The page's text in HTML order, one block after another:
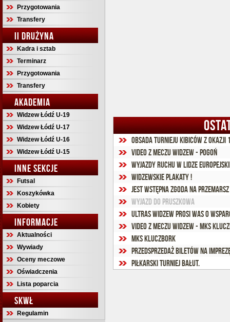
Przygotowania
Transfery
II DRUŻYNA
Kadra i sztab
Terminarz
Przygotowania
Transfery
AKADEMIA
Widzew Łódź U-19
Widzew Łódź U-17
Widzew Łódź U-16
Widzew Łódź U-15
INNE SEKCJE
Futsal
Koszykówka
Kobiety
INFORMACJE
Aktualności
Wywiady
Oceny meczowe
Oświadczenia
Lista poparcia
SKWŁ
Regulamin
Obsada turnieju kibiców z okazji
VIDEO z meczu Widzew - Pogoń
Wyjazdy Ruchu w Lidze
Widzewskie Plakaty !
Jest wstępna zgoda na przemarsz
Wyjazd do Pruszkowa
Ultras Widzew prosi Was o
VIDEO z meczu Widzew - MKS
MKS Kluczbork
Przedsprzedaż biletów na
Piłkarski turniej Bałut.